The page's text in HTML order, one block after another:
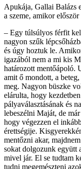
Apukája, Gallai Balázs
a szeme, amikor
– Egy túlsúlyos férfit
nagyon szűk
és úgy hoztuk le.
igazából nem a mi kis
határozott mentőápoló.
amit ő mondott, a
meg. Nagyon büszke
elárulta, hogy
pályaválasztásának és
lebeszélni Maját, de
hogy végezzen el
érettségije.
mentőzni akar,
sokat dolgozunk együtt
mivel jár. El se tudtam
tudni megemészteni